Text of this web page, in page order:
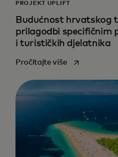
PROJEKT UPLIFT
Budućnost hrvatskog
prilagodbi specifičnim
i turističkih djelatnika
Pročitajte višeopens in a